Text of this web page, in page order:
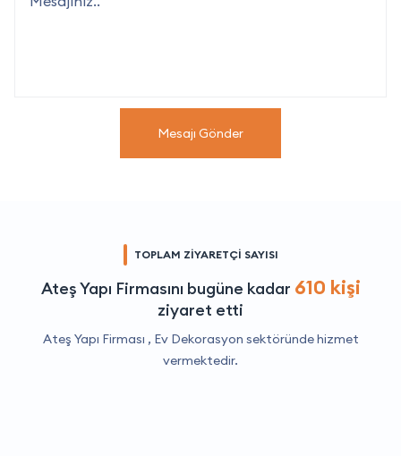
Mesajı Gönder
TOPLAM ZİYARETÇİ SAYISI
Ateş Yapı Firmasını bugüne kadar 610 kişi
ziyaret etti
Ateş Yapı Firması , Ev Dekorasyon sektöründe hizmet
vermektedir.